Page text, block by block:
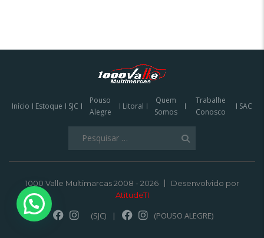
Início Estoque SJC
Pouso
Alegre
Litoral
Quem
Somos
Trabalhe
Conosco
SAC
1000 Valle Multimarcas 2008 - 2026
Desenvolvido por
AtitudeTI
(SJC) | (POUSO ALEGRE)